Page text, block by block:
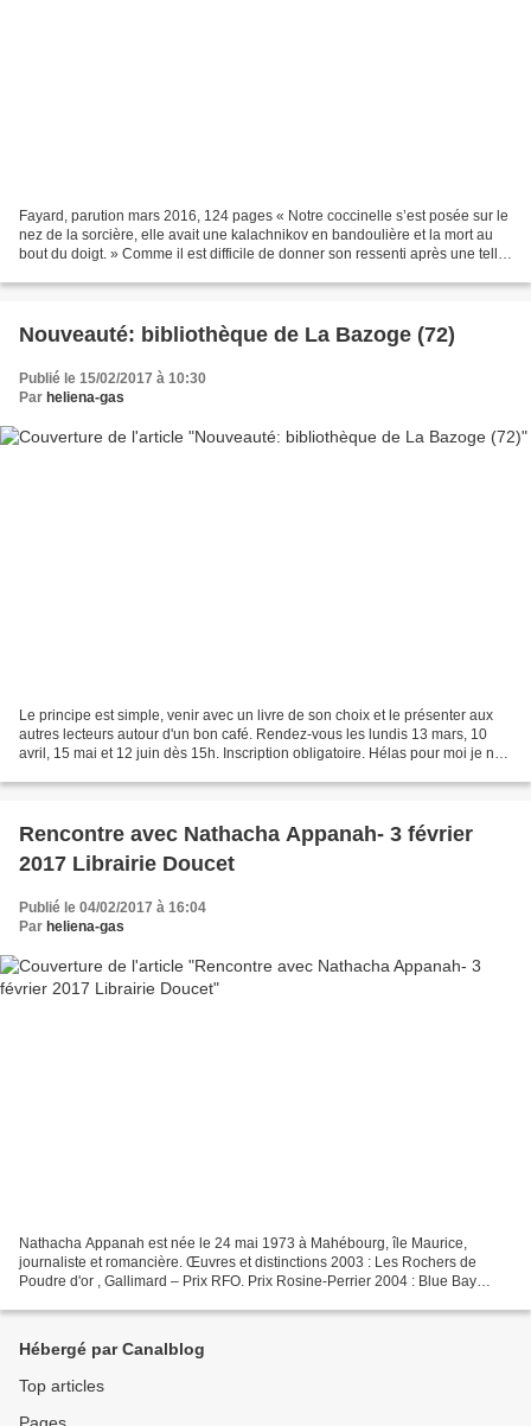
Fayard, parution mars 2016, 124 pages « Notre coccinelle s’est posée sur le
nez de la sorcière, elle avait une kalachnikov en bandoulière et la mort au
bout du doigt. » Comme il est difficile de donner son ressenti après une telle
Nouveauté: bibliothèque de La Bazoge (72)
Publié le 15/02/2017 à 10:30
Par heliena-gas
Le principe est simple, venir avec un livre de son choix et le présenter aux
autres lecteurs autour d'un bon café. Rendez-vous les lundis 13 mars, 10
avril, 15 mai et 12 juin dès 15h. Inscription obligatoire. Hélas pour moi je ne
Rencontre avec Nathacha Appanah- 3 février
2017 Librairie Doucet
Publié le 04/02/2017 à 16:04
Par heliena-gas
Nathacha Appanah est née le 24 mai 1973 à Mahébourg, île Maurice,
journaliste et romancière. Œuvres et distinctions 2003 : Les Rochers de
Poudre d'or , Gallimard – Prix RFO. Prix Rosine-Perrier 2004 : Blue Bay
Hébergé par Canalblog
Top articles